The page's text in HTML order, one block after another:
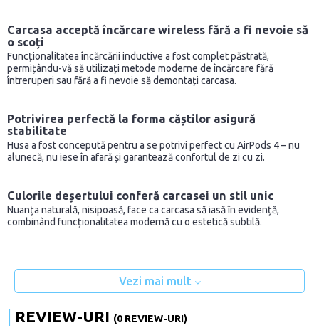
Carcasa acceptă încărcare wireless fără a fi nevoie să
o scoți
Funcționalitatea încărcării inductive a fost complet păstrată,
permițându-vă să utilizați metode moderne de încărcare fără
întreruperi sau fără a fi nevoie să demontați carcasa.
Potrivirea perfectă la forma căștilor asigură
stabilitate
Husa a fost concepută pentru a se potrivi perfect cu AirPods 4 – nu
alunecă, nu iese în afară și garantează confortul de zi cu zi.
Culorile deșertului conferă carcasei un stil unic
Nuanța naturală, nisipoasă, face ca carcasa să iasă în evidență,
combinând funcționalitatea modernă cu o estetică subtilă.
Vezi mai mult
REVIEW-URI (0 REVIEW-URI)